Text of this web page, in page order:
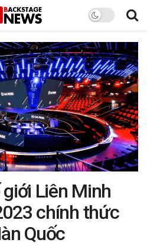
Liên Minh
chính thức
Quốc